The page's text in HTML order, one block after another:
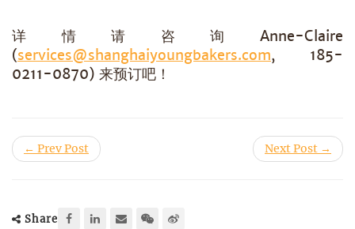
详情请咨询Anne-Claire
(services@shanghaiyoungbakers.com, 185-
0211-0870) 来预订吧！
← Prev Post Next Post →
Share